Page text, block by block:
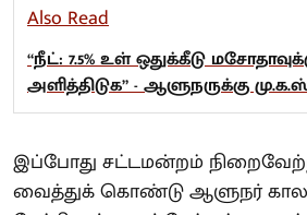
Also Read
“நீட்: 7.5% உள் ஒதுக்கீடு
அளித்திடுக” - ஆளுநருக்கு
இப்போது சட்டமன்றம்
வைத்துக் கொண்டு ஆளுநர்